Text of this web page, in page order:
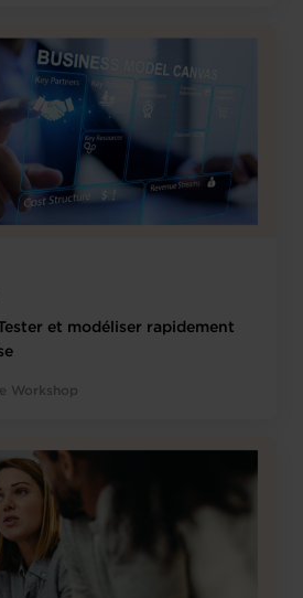
et modéliser rapidement
Workshop